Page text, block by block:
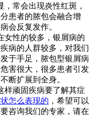
常会出现炎性红斑，
患者的脓包会融合增
会反复发作。
女性的较多，银屑病的
病的人群较多，对我们
于手足，脓包型银屑病
害很大，很多患者引发
断扩展到全身。
样顽固疾病要了解其症
怎么表现的 ，希望可以
咨询我们的专家，请在